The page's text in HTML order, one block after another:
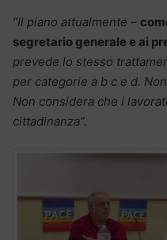
“Il piano attualmente –
segretario generale e ai
prevede lo stesso
per categorie a b c e d.
Non considera che i
cittadinanza”.